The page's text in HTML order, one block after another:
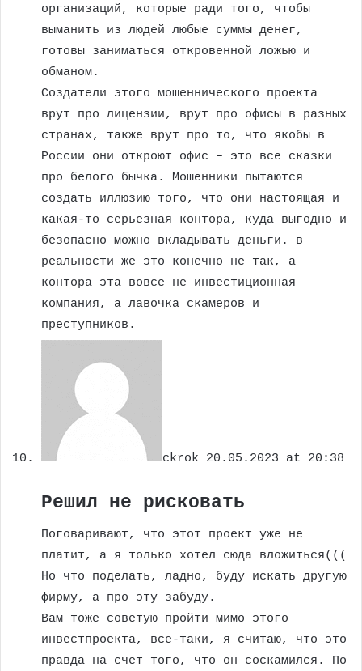
организаций, которые ради того, чтобы
выманить из людей любые суммы денег,
готовы заниматься откровенной ложью и
обманом.
Создатели этого мошеннического проекта
врут про лицензии, врут про офисы в разных
странах, также врут про то, что якобы в
России они откроют офис – это все сказки
про белого бычка. Мошенники пытаются
создать иллюзию того, что они настоящая и
какая-то серьезная контора, куда выгодно и
безопасно можно вкладывать деньги. в
реальности же это конечно не так, а
контора эта вовсе не инвестиционная
компания, а лавочка скамеров и
преступников.
ckrok 20.05.2023 at 20:38
Решил не рисковать
Поговаривают, что этот проект уже не
платит, а я только хотел сюда вложиться(((
Но что поделать, ладно, буду искать другую
фирму, а про эту забуду.
Вам тоже советую пройти мимо этого
инвестпроекта, все-таки, я считаю, что это
правда на счет того, что он соскамился. По